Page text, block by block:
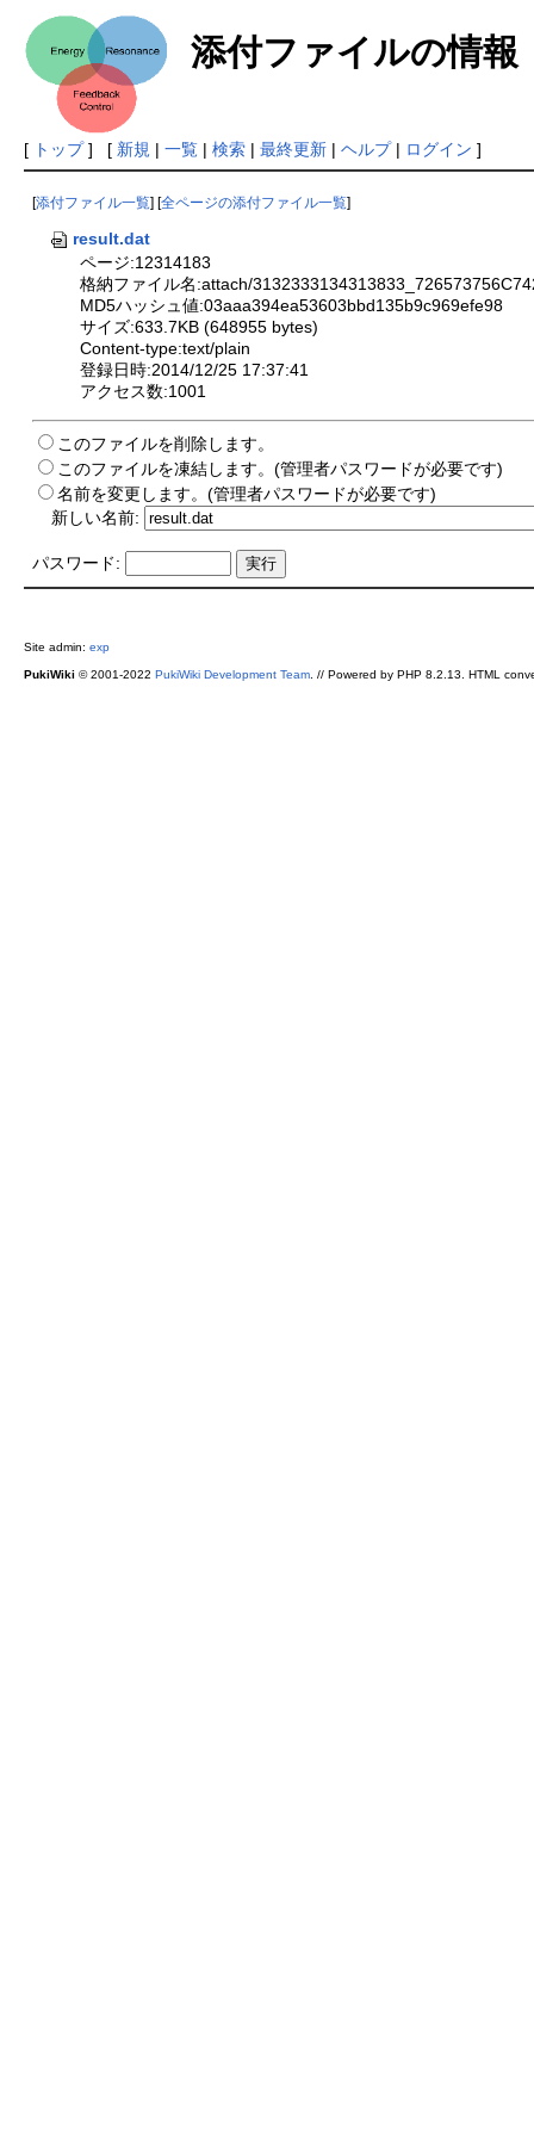
添付ファイルの情報
[ トップ] [ 新規 | 一覧| 検索| 最終更新| ヘルプ| ログイン ]
[添付ファイル一覧] [全ページの添付ファイル一覧]
result.dat
ページ:12314183
格納ファイル名:attach/
MD5ハッシュ値:03aaa394ea53603bbd135b9c969efe98
サイズ:633.7KB (648955 bytes)
Content-type:text/plain
登録日時:2014/12/25 17:37:41
アクセス数:1001
このファイルを削除します。
このファイルを凍結します。(管理者パスワードが必要です)
名前を変更します。(管理者パスワードが必要です)
新しい名前:
パスワード:
Site admin: exp
PukiWiki © 2001-2022 PukiWiki Development Team. // Powered by PHP 8.2.13. HTML